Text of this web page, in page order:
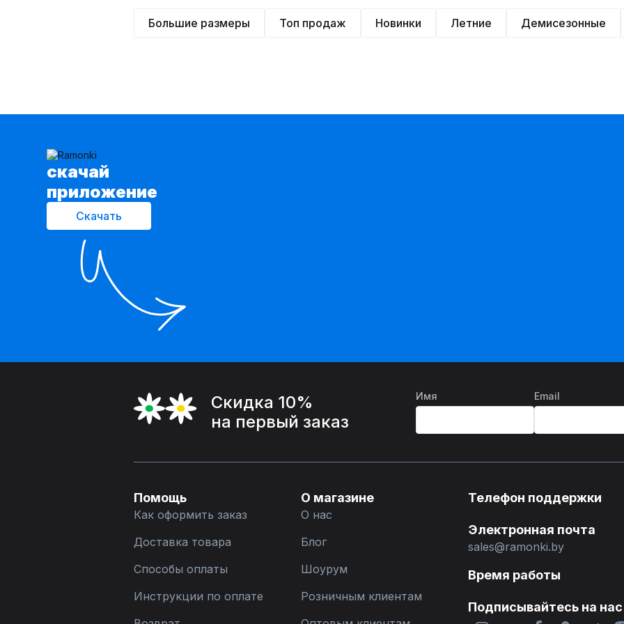
Большие размеры Топ продаж Новинки Летние Демисезонные
cкачай
приложение
Скачать
Скидка 10%
на первый заказ
Имя Email
Помощь
Как оформить заказ
Доставка товара
Способы оплаты
Инструкции по оплате
О магазине
О нас
Блог
Шоурум
Розничным клиентам
Телефон поддержки
Электронная почта
sales@ramonki.by
Время работы
Подписывайтесь на нас